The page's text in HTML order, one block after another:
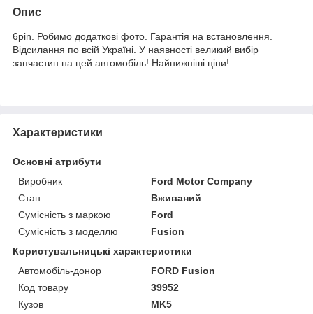
Опис
6pin. Робимо додаткові фото. Гарантія на встановлення.
Відсилання по всій Україні. У наявності великий вибір
запчастин на цей автомобіль! Найнижніші ціни!
Характеристики
Основні атрибути
Виробник
Ford Motor Company
Стан
Вживаний
Сумісність з маркою
Ford
Сумісність з моделлю
Fusion
Користувальницькі характеристики
Автомобіль-донор
FORD Fusion
Код товару
39952
Кузов
MK5